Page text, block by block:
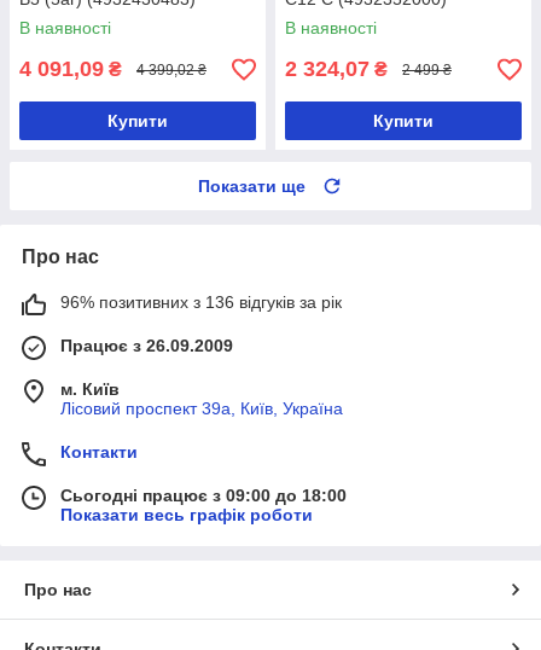
В наявності
4 091,09 ₴ 4 399,02 ₴
Купити
В наявності
2 324,07 ₴ 2 499 ₴
Купити
Показати ще
Про нас
96% позитивних з 136 відгуків за рік
Працює з 26.09.2009
м. Київ
Лісовий проспект 39а, Київ, Україна
Контакти
Сьогодні працює з 09:00 до 18:00
Показати весь графік роботи
Про нас